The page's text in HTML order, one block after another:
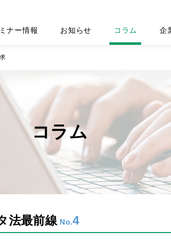
ナー情報 お知らせ コラム 企
コラム
法最前線 4